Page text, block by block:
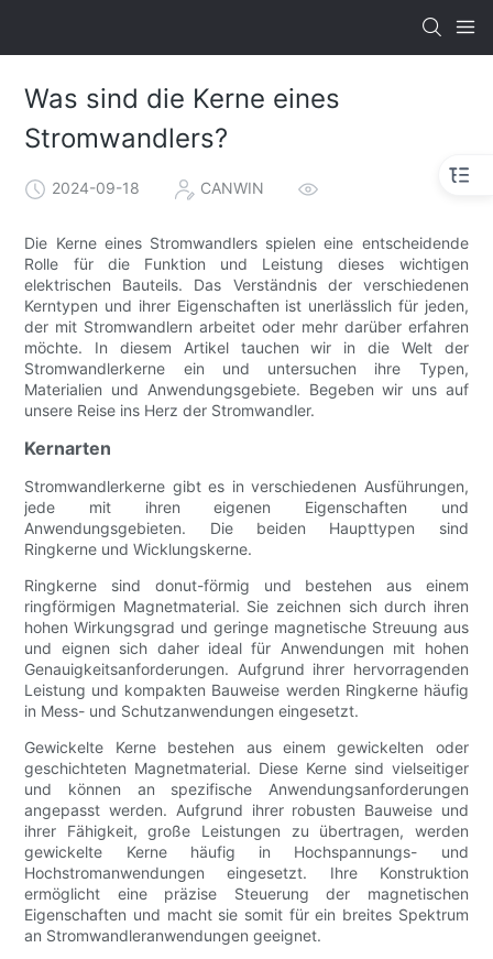
Was sind die Kerne eines
Stromwandlers?
2024-09-18 CANWIN
Die Kerne eines Stromwandlers spielen eine entscheidende
Rolle für die Funktion und Leistung dieses wichtigen
elektrischen Bauteils. Das Verständnis der verschiedenen
Kerntypen und ihrer Eigenschaften ist unerlässlich für jeden,
der mit Stromwandlern arbeitet oder mehr darüber erfahren
möchte. In diesem Artikel tauchen wir in die Welt der
Stromwandlerkerne ein und untersuchen ihre Typen,
Materialien und Anwendungsgebiete. Begeben wir uns auf
unsere Reise ins Herz der Stromwandler.
Kernarten
Stromwandlerkerne gibt es in verschiedenen Ausführungen,
jede mit ihren eigenen Eigenschaften und
Anwendungsgebieten. Die beiden Haupttypen sind
Ringkerne und Wicklungskerne.
Ringkerne sind donut-förmig und bestehen aus einem
ringförmigen Magnetmaterial. Sie zeichnen sich durch ihren
hohen Wirkungsgrad und geringe magnetische Streuung aus
und eignen sich daher ideal für Anwendungen mit hohen
Genauigkeitsanforderungen. Aufgrund ihrer hervorragenden
Leistung und kompakten Bauweise werden Ringkerne häufig
in Mess- und Schutzanwendungen eingesetzt.
Gewickelte Kerne bestehen aus einem gewickelten oder
geschichteten Magnetmaterial. Diese Kerne sind vielseitiger
und können an spezifische Anwendungsanforderungen
angepasst werden. Aufgrund ihrer robusten Bauweise und
ihrer Fähigkeit, große Leistungen zu übertragen, werden
gewickelte Kerne häufig in Hochspannungs- und
Hochstromanwendungen eingesetzt. Ihre Konstruktion
ermöglicht eine präzise Steuerung der magnetischen
Eigenschaften und macht sie somit für ein breites Spektrum
an Stromwandleranwendungen geeignet.